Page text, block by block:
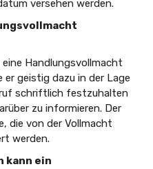
versehen werden.
Handlungsvollmacht
geistig dazu in der Lage
schriftlich festzuhalten
zu informieren. Der
die von der Vollmacht
werden.
kann ein